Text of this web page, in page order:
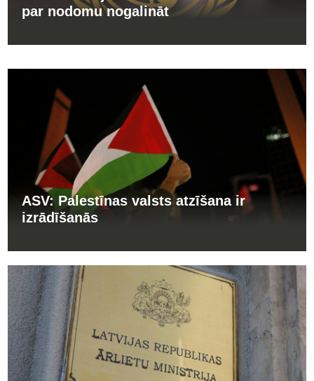
par nodomu nogalināt
ASV: Palestīnas valsts atzīšana ir
izrādīšanās